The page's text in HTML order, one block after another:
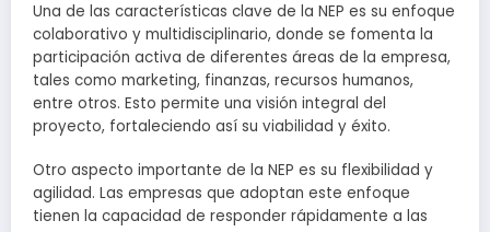
Una de las características clave de la NEP es su enfoque
colaborativo y multidisciplinario, donde se fomenta la
participación activa de diferentes áreas de la empresa,
tales como marketing, finanzas, recursos humanos,
entre otros. Esto permite una visión integral del
proyecto, fortaleciendo así su viabilidad y éxito.
Otro aspecto importante de la NEP es su flexibilidad y
agilidad. Las empresas que adoptan este enfoque
tienen la capacidad de responder rápidamente a las